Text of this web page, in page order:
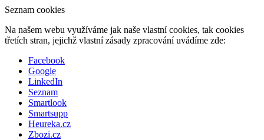
Seznam cookies
Na našem webu využíváme jak naše vlastní cookies, tak cookies
třetích stran, jejichž vlastní zásady zpracování uvádíme zde:
Facebook
Google
LinkedIn
Seznam
Smartlook
Smartsupp
Heureka.cz
Zbozi.cz